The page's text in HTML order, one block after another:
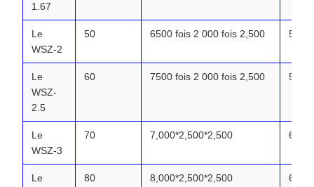
1.67
Le
WSZ-2
50 6500 fois 2 000 fois 2,500 5.07
Le
WSZ-
2.5
60 7500 fois 2 000 fois 2,500 5.58
Le
WSZ-3
70 7,000*2,500*2,500 6.31
Le
80 8,000*2,500*2,500 6.88